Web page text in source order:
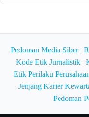
Pedoman Media Siber|
Kode Etik Jurnalistik|
Etik Perilaku
Jenjang Karier
Pedoman